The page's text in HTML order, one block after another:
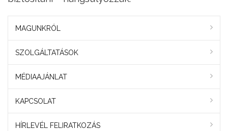
MAGUNKRÓL
SZOLGÁLTATÁSOK
MÉDIAAJÁNLAT
KAPCSOLAT
HÍRLEVÉL FELIRATKOZÁS